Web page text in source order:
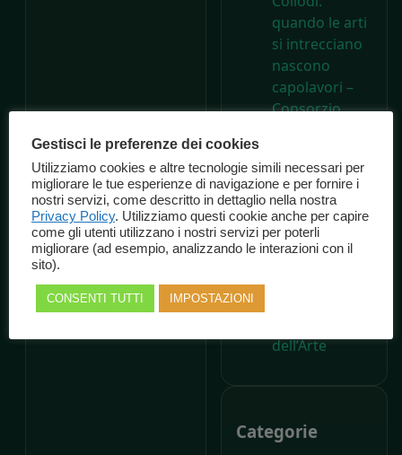
quando le arti
si intrecciano
nascono
capolavori –
Consorzio
A 200 anni
dalla nascita di
Carlo Collodi,
Il Parco di
Pinocchio
dell’Arte
Categorie
Gestisci le preferenze dei cookies
Utilizziamo cookies e altre tecnologie simili necessari per
migliorare le tue esperienze di navigazione e per fornire i
nostri servizi, come descritto in dettaglio nella nostra
Privacy Policy. Utilizziamo questi cookie anche per capire
come gli utenti utilizzano i nostri servizi per poterli
migliorare (ad esempio, analizzando le interazioni con il
sito).
CONSENTI TUTTI IMPOSTAZIONI